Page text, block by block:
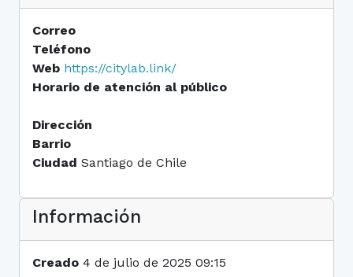
Correo
Teléfono
Web https://citylab.link/
Horario de atención al público
Dirección
Barrio
Ciudad Santiago de Chile
Información
Creado 4 de julio de 2025 09:15